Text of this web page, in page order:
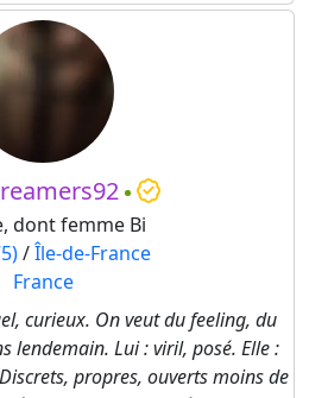
dont femme Bi
/Île-de-France
France
curieux. On veut du feeling, du
lendemain. Lui : viril, posé. Elle :
propres, ouverts moins de